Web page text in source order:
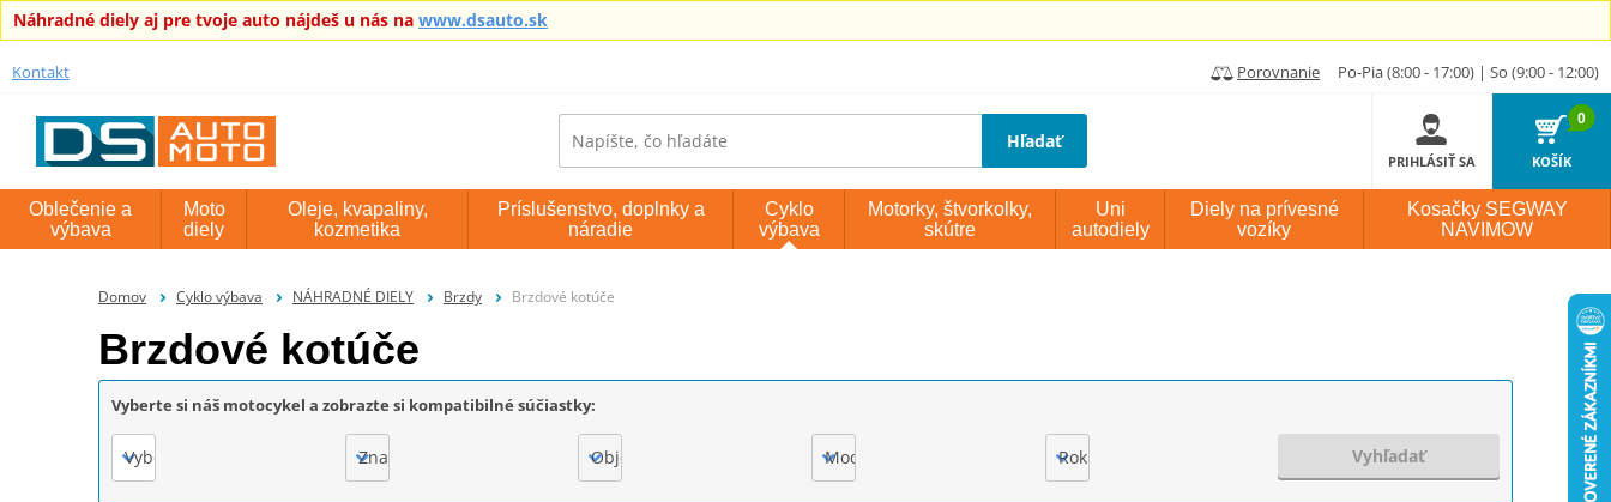
Náhradné diely aj pre tvoje auto nájdeš u nás na www.dsauto.sk
Kontakt Porovnanie Po-Pia (8:00 - 17:00) | So (9:00 - 12:00)
Hľadať
PRIHLÁSIŤ SA
0
KOŠÍK
Oblečenie a
výbava
Moto
diely
Oleje, kvapaliny,
kozmetika
Príslušenstvo, doplnky a
náradie
Cyklo
výbava
Motorky, štvorkolky,
skútre
Uni
autodiely
Diely na prívesné
vozíky
Kosačky SEGWAY
NAVIMOW
Domov Cyklo výbava NÁHRADNÉ DIELY Brzdy Brzdové kotúče
Brzdové kotúče
Vyberte si náš motocykel a zobrazte si kompatibilné súčiastky:
Vyberte Značka Objem motora Model Rok výroby Vyhľadať